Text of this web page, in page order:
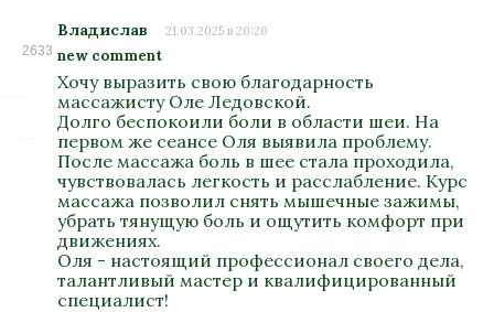
2633
Владислав 21.03.2025 в 20:20
new comment
Хочу выразить свою благодарность
массажисту Оле Ледовской.
Долго беспокоили боли в области шеи. На
первом же сеансе Оля выявила проблему.
После массажа боль в шее стала проходила,
чувствовалась легкость и расслабление. Курс
массажа позволил снять мышечные зажимы,
убрать тянущую боль и ощутить комфорт при
движениях.
Оля - настоящий профессионал своего дела,
талантливый мастер и квалифицированный
специалист!